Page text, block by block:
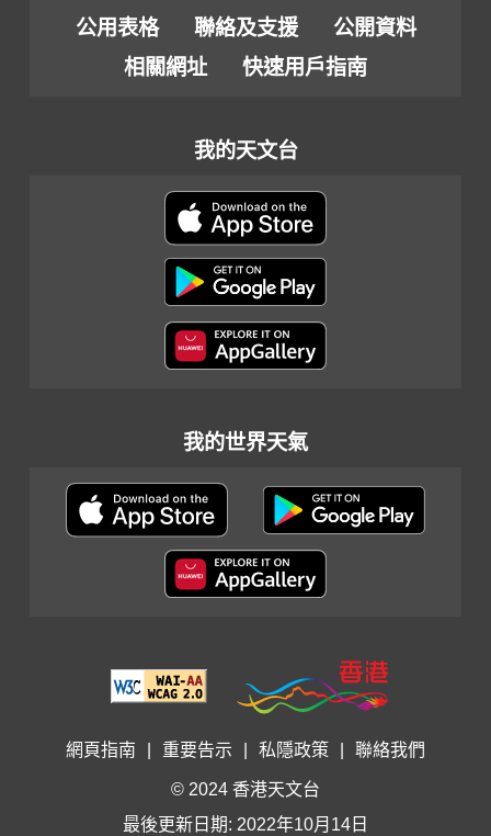
公用表格 聯絡及支援
公開資料
相關網址
快速用戶指南
我的天文台
我的世界天氣
網頁指南 重要告示 私隱政策 聯絡我們
© 2024 香港天文台
最後更新日期: 2022年10月14日